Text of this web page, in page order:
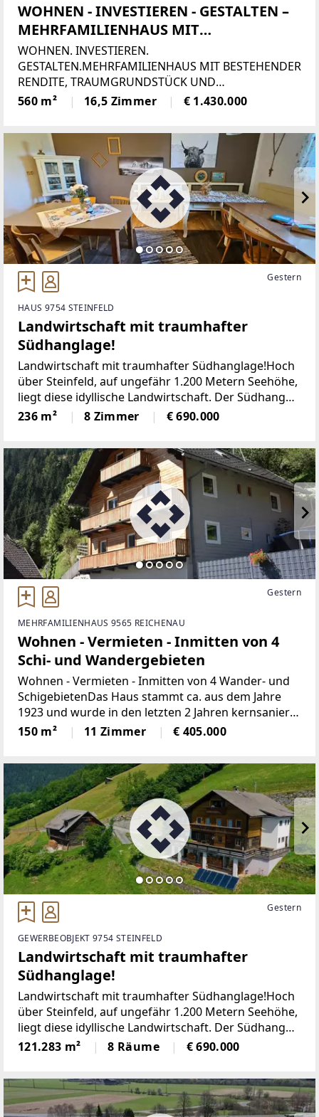
WOHNEN - INVESTIEREN - GESTALTEN –
MEHRFAMILIENHAUS MIT
TRAUMGRUNDSTÜCK UND
ENTWICKLUNGSPOTENZIAL IN
SEEBODEN AM MILLSTÄTTER SEE
WOHNEN. INVESTIEREN.
GESTALTEN.MEHRFAMILIENHAUS MIT BESTEHENDER
RENDITE, TRAUMGRUNDSTÜCK UND
ENTWICKLUNGSPOTENZIAL IN SEEBODEN AM
MILLSTÄTTER SEEManche Immobilien bieten
außergewöhnliche Liegenschaft
560 m² 16,5 Zimmer € 1.430.000
Gestern
HAUS 9754 STEINFELD
Landwirtschaft mit traumhafter
Südhanglage!
Landwirtschaft mit traumhafter Südhanglage!Hoch
über Steinfeld, auf ungefähr 1.200 Metern Seehöhe,
liegt diese idyllische Landwirtschaft. Der Südhang
bietet Ihnen unzählige Sonnenstunden und die
atemberaubende Aussicht reicht kilometerweit. Die
236 m² 8 Zimmer € 690.000
Gestern
MEHRFAMILIENHAUS 9565 REICHENAU
Wohnen - Vermieten - Inmitten von 4
Schi- und Wandergebieten
Wohnen - Vermieten - Inmitten von 4 Wander- und
SchigebietenDas Haus stammt ca. aus dem Jahre
1923 und wurde in den letzten 2 Jahren kernsaniert.
Elektrik, Wasserleitungen neu verlegt. Ein Großteil
der Fenster erneuert in Kunststoffausführung.
150 m² 11 Zimmer € 405.000
Gestern
GEWERBEOBJEKT 9754 STEINFELD
Landwirtschaft mit traumhafter
Südhanglage!
Landwirtschaft mit traumhafter Südhanglage!Hoch
über Steinfeld, auf ungefähr 1.200 Metern Seehöhe,
liegt diese idyllische Landwirtschaft. Der Südhang
bietet Ihnen unzählige Sonnenstunden und die
atemberaubende Aussicht reicht kilometerweit. Die
121.283 m² 8 Räume € 690.000